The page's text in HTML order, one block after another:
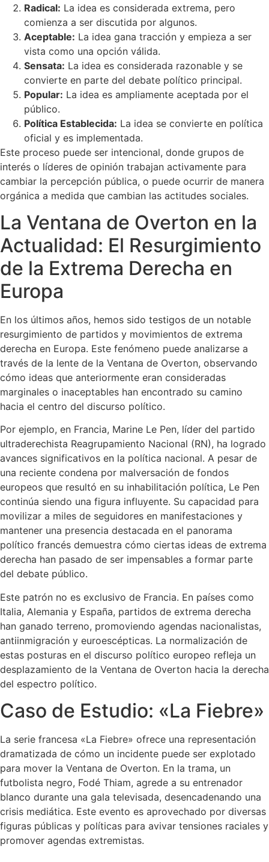
Radical: La idea es considerada extrema, pero
comienza a ser discutida por algunos.
Aceptable: La idea gana tracción y empieza a ser
vista como una opción válida.
Sensata: La idea es considerada razonable y se
convierte en parte del debate político principal.
Popular: La idea es ampliamente aceptada por el
público.
Política Establecida: La idea se convierte en política
oficial y es implementada.
Este proceso puede ser intencional, donde grupos de
interés o líderes de opinión trabajan activamente para
cambiar la percepción pública, o puede ocurrir de manera
orgánica a medida que cambian las actitudes sociales.
La Ventana de Overton en la
Actualidad: El Resurgimiento
de la Extrema Derecha en
Europa
En los últimos años, hemos sido testigos de un notable
resurgimiento de partidos y movimientos de extrema
derecha en Europa. Este fenómeno puede analizarse a
través de la lente de la Ventana de Overton, observando
cómo ideas que anteriormente eran consideradas
marginales o inaceptables han encontrado su camino
hacia el centro del discurso político.
Por ejemplo, en Francia, Marine Le Pen, líder del partido
ultraderechista Reagrupamiento Nacional (RN), ha logrado
avances significativos en la política nacional. A pesar de
una reciente condena por malversación de fondos
europeos que resultó en su inhabilitación política, Le Pen
continúa siendo una figura influyente. Su capacidad para
movilizar a miles de seguidores en manifestaciones y
mantener una presencia destacada en el panorama
político francés demuestra cómo ciertas ideas de extrema
derecha han pasado de ser impensables a formar parte
del debate público.
Este patrón no es exclusivo de Francia. En países como
Italia, Alemania y España, partidos de extrema derecha
han ganado terreno, promoviendo agendas nacionalistas,
antiinmigración y euroescépticas. La normalización de
estas posturas en el discurso político europeo refleja un
desplazamiento de la Ventana de Overton hacia la derecha
del espectro político.
Caso de Estudio: «La Fiebre»
La serie francesa «La Fiebre» ofrece una representación
dramatizada de cómo un incidente puede ser explotado
para mover la Ventana de Overton. En la trama, un
futbolista negro, Fodé Thiam, agrede a su entrenador
blanco durante una gala televisada, desencadenando una
crisis mediática. Este evento es aprovechado por diversas
figuras públicas y políticas para avivar tensiones raciales y
promover agendas extremistas.